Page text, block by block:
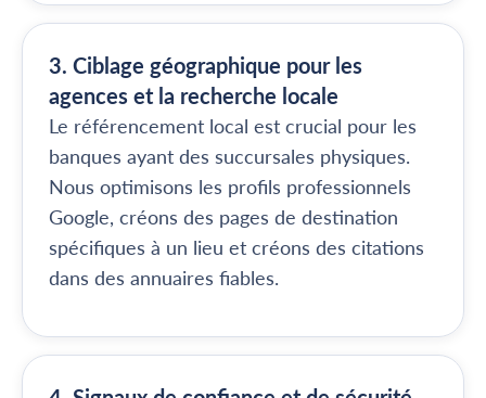
3. Ciblage géographique pour les
agences et la recherche locale
Le référencement local est crucial pour les
banques ayant des succursales physiques.
Nous optimisons les profils professionnels
Google, créons des pages de destination
spécifiques à un lieu et créons des citations
dans des annuaires fiables.